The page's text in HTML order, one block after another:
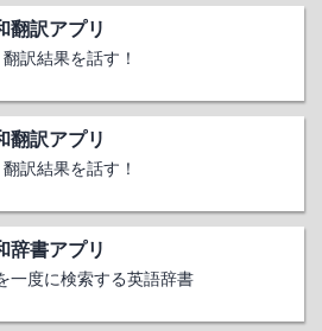
翻訳アプリ
訳結果を話す！
翻訳アプリ
訳結果を話す！
辞書アプリ
一度に検索する英語辞書